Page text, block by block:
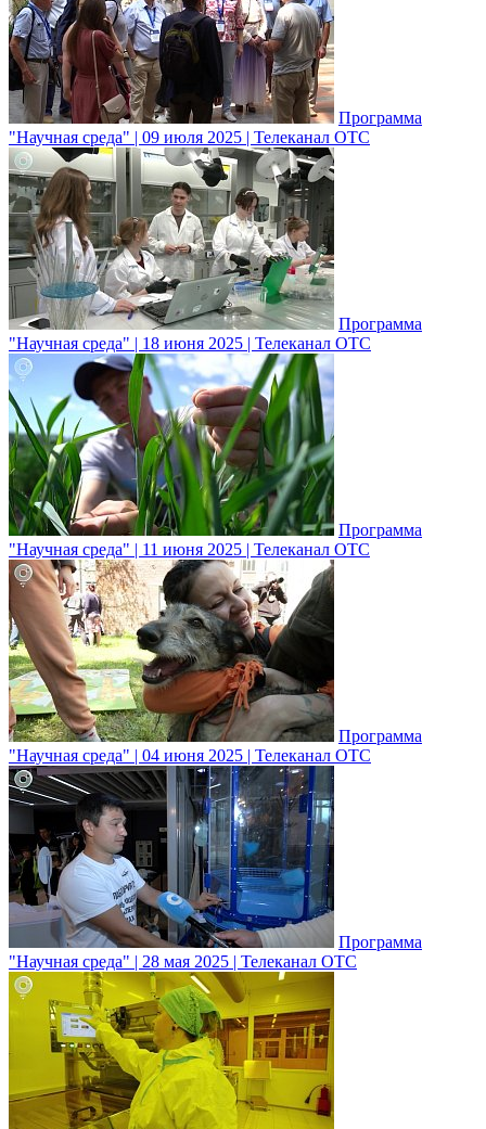
Программа
"Научная среда" | 09 июля 2025 | Телеканал ОТС
Программа
"Научная среда" | 18 июня 2025 | Телеканал ОТС
Программа
"Научная среда" | 11 июня 2025 | Телеканал ОТС
Программа
"Научная среда" | 04 июня 2025 | Телеканал ОТС
Программа
"Научная среда" | 28 мая 2025 | Телеканал ОТС